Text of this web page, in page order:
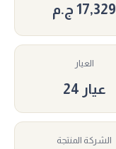
17,329 ج.م
العيار
عيار 24
الشركة المنتجة